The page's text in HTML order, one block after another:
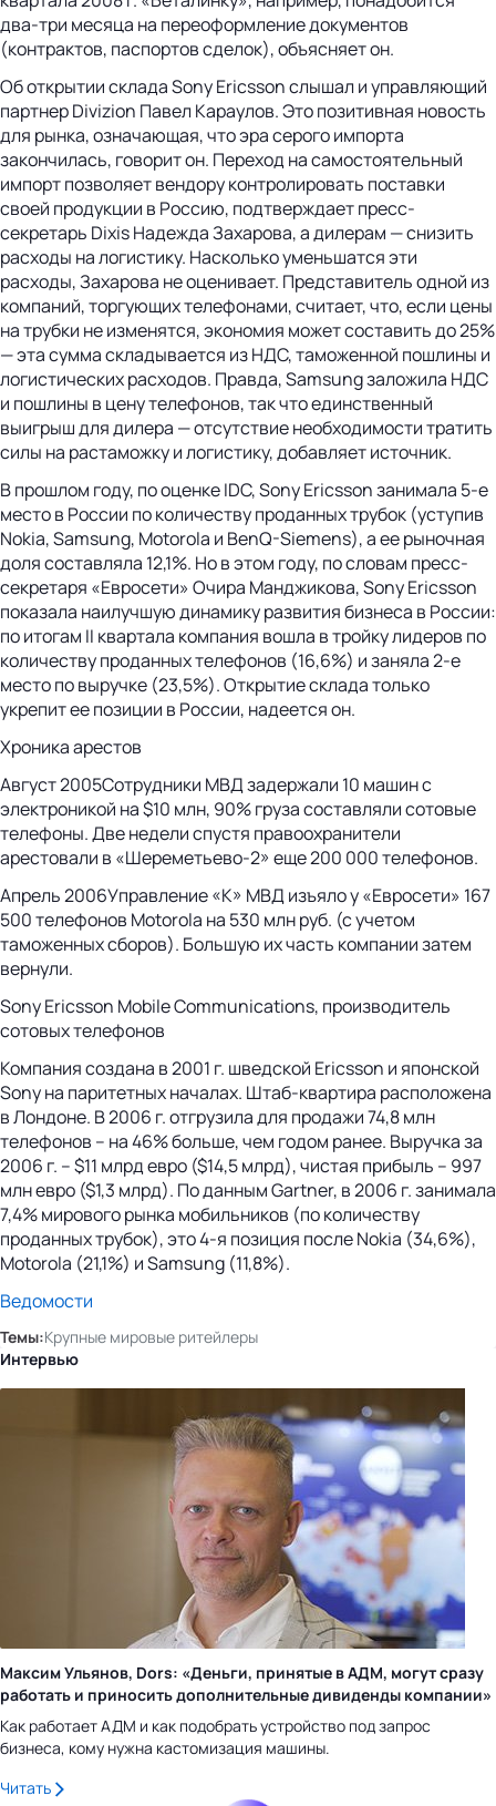
два-три месяца на переоформление документов
(контрактов, паспортов сделок), объясняет он.
Об открытии склада Sony Ericsson слышал и управляющий
партнер Divizion Павел Караулов. Это позитивная новость
для рынка, означающая, что эра серого импорта
закончилась, говорит он. Переход на самостоятельный
импорт позволяет вендору контролировать поставки
своей продукции в Россию, подтверждает пресс-
секретарь Dixis Надежда Захарова, а дилерам — снизить
расходы на логистику. Насколько уменьшатся эти
расходы, Захарова не оценивает. Представитель одной из
компаний, торгующих телефонами, считает, что, если цены
на трубки не изменятся, экономия может составить до 25%
— эта сумма складывается из НДС, таможенной пошлины и
логистических расходов. Правда, Samsung заложила НДС
и пошлины в цену телефонов, так что единственный
выигрыш для дилера — отсутствие необходимости тратить
силы на растаможку и логистику, добавляет источник.
В прошлом году, по оценке IDC, Sony Ericsson занимала 5-е
место в России по количеству проданных трубок (уступив
Nokia, Samsung, Motorola и BenQ-Siemens), а ее рыночная
доля составляла 12,1%. Но в этом году, по словам пресс-
секретаря «Евросети» Очира Манджикова, Sony Ericsson
показала наилучшую динамику развития бизнеса в России:
по итогам II квартала компания вошла в тройку лидеров по
количеству проданных телефонов (16,6%) и заняла 2-е
место по выручке (23,5%). Открытие склада только
укрепит ее позиции в России, надеется он.
Хроника арестов
Август 2005Сотрудники МВД задержали 10 машин с
электроникой на $10 млн, 90% груза составляли сотовые
телефоны. Две недели спустя правоохранители
арестовали в «Шереметьево-2» еще 200 000 телефонов.
Апрель 2006Управление «К» МВД изъяло у «Евросети» 167
500 телефонов Motorola на 530 млн руб. (с учетом
таможенных сборов). Большую их часть компании затем
вернули.
Sony Ericsson Mobile Communications, производитель
сотовых телефонов
Компания создана в 2001 г. шведской Ericsson и японской
Sony на паритетных началах. Штаб-квартира расположена
в Лондоне. В 2006 г. отгрузила для продажи 74,8 млн
телефонов – на 46% больше, чем годом ранее. Выручка за
2006 г. – $11 млрд евро ($14,5 млрд), чистая прибыль – 997
млн евро ($1,3 млрд). По данным Gartner, в 2006 г. занимала
7,4% мирового рынка мобильников (по количеству
проданных трубок), это 4-я позиция после Nokia (34,6%),
Motorola (21,1%) и Samsung (11,8%).
Ведомости
Темы:Крупные мировые ритейлеры
Интервью
Максим Ульянов, Dors: «Деньги, принятые в АДМ, могут сразу
работать и приносить дополнительные дивиденды компании»
Как работает АДМ и как подобрать устройство под запрос
бизнеса, кому нужна кастомизация машины.
Читать